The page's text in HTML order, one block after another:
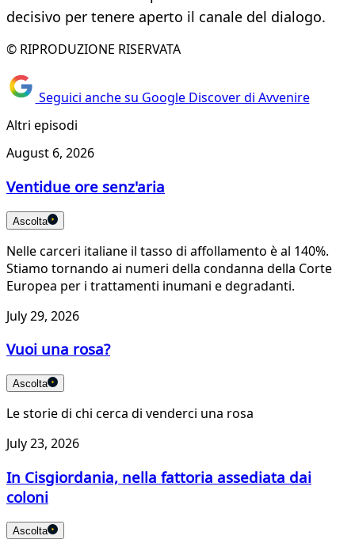
decisivo per tenere aperto il canale del dialogo.
© RIPRODUZIONE RISERVATA
Seguici anche su Google Discover di Avvenire
Altri episodi
August 6, 2026
Ventidue ore senz'aria
Ascolta
Nelle carceri italiane il tasso di affollamento è al 140%.
Stiamo tornando ai numeri della condanna della Corte
Europea per i trattamenti inumani e degradanti.
July 29, 2026
Vuoi una rosa?
Ascolta
Le storie di chi cerca di venderci una rosa
July 23, 2026
In Cisgiordania, nella fattoria assediata dai
coloni
Ascolta